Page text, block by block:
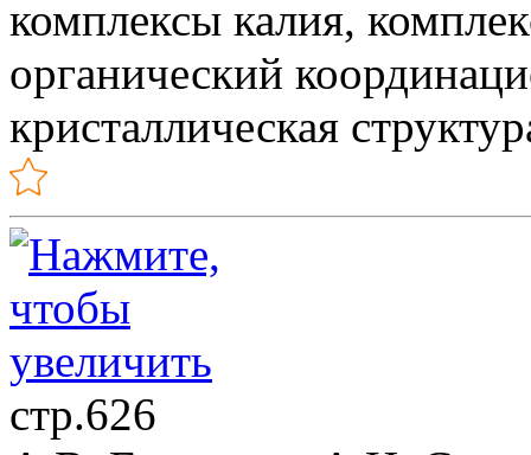
комплексы калия,
органический
кристаллическая
стр.626